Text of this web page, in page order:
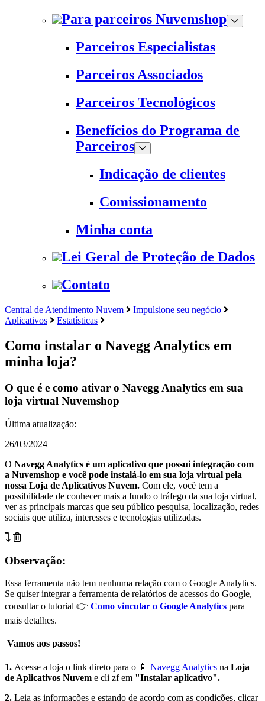
Para parceiros Nuvemshop
Parceiros Especialistas
Parceiros Associados
Parceiros Tecnológicos
Benefícios do Programa de
Parceiros
Indicação de clientes
Comissionamento
Minha conta
Lei Geral de Proteção de Dados
Contato
Central de Atendimento Nuvem
Impulsione seu negócio
Aplicativos
Estatísticas
Como instalar o Navegg Analytics em
minha loja?
O que é e como ativar o Navegg Analytics em sua
loja virtual Nuvemshop
Última atualização:
26/03/2024
O Navegg Analytics é um aplicativo que possui integração com
a Nuvemshop e você pode instalá-lo em sua loja virtual pela
nossa Loja de Aplicativos Nuvem. Com ele, você tem a
possibilidade de conhecer mais a fundo o tráfego da sua loja virtual,
ver as principais marcas que seu público pesquisa, localização, redes
sociais que utiliza, interesses e tecnologias utilizadas.
Observação:
Essa ferramenta não tem nenhuma relação com o Google Analytics.
Se quiser integrar a ferramenta de relatórios de acessos do Google,
consultar o tutorial 👉 Como vincular o Google Analytics para
mais detalhes.
Vamos aos passos!
1. Acesse a loja o link direto para o 📱 Navegg Analytics na Loja
de Aplicativos Nuvem e cli zf em "Instalar aplicativo".
2. Leia as informações e estando de acordo com as condições, clicar